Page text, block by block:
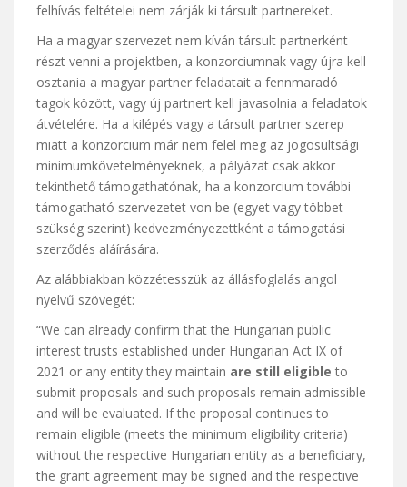
felhívás feltételei nem zárják ki társult partnereket.
Ha a magyar szervezet nem kíván társult partnerként
részt venni a projektben, a konzorciumnak vagy újra kell
osztania a magyar partner feladatait a fennmaradó
tagok között, vagy új partnert kell javasolnia a feladatok
átvételére. Ha a kilépés vagy a társult partner szerep
miatt a konzorcium már nem felel meg az jogosultsági
minimumkövetelményeknek, a pályázat csak akkor
tekinthető támogathatónak, ha a konzorcium további
támogatható szervezetet von be (egyet vagy többet
szükség szerint) kedvezményezettként a támogatási
szerződés aláírására.
Az alábbiakban közzétesszük az állásfoglalás angol
nyelvű szövegét:
“We can already confirm that the Hungarian public
interest trusts established under Hungarian Act IX of
2021 or any entity they maintain are still eligible to
submit proposals and such proposals remain admissible
and will be evaluated. If the proposal continues to
remain eligible (meets the minimum eligibility criteria)
without the respective Hungarian entity as a beneficiary,
the grant agreement may be signed and the respective